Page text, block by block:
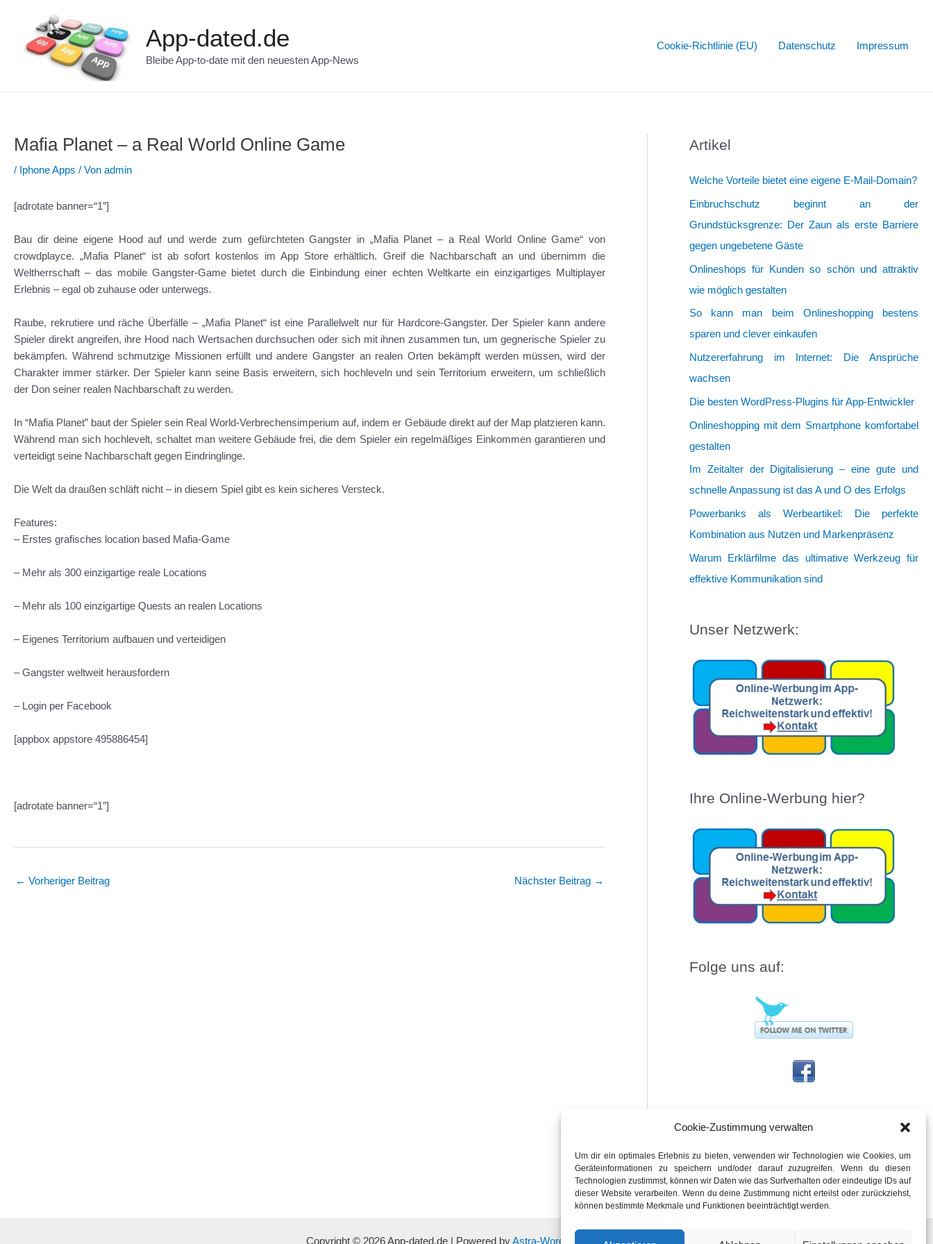
Cookie-Zustimmung verwalten
Um dir ein optimales Erlebnis zu bieten, verwenden wir Technologien wie Cookies, um
Geräteinformationen zu speichern und/oder darauf zuzugreifen. Wenn du diesen
Technologien zustimmst, können wir Daten wie das Surfverhalten oder eindeutige IDs auf
dieser Website verarbeiten. Wenn du deine Zustimmung nicht erteilst oder zurückziehst,
können bestimmte Merkmale und Funktionen beeinträchtigt werden.
springen
App-dated.de
Bleibe App-to-date mit den neuesten App-News
Cookie-Richtlinie (EU) Datenschutz Impressum
Mafia Planet – a Real World Online Game
/ Iphone Apps / Von admin
[adrotate banner=“1″]
Bau dir deine eigene Hood auf und werde zum gefürchteten Gangster in „Mafia Planet – a Real World Online Game“ von
crowdplayce. „Mafia Planet“ ist ab sofort kostenlos im App Store erhältlich. Greif die Nachbarschaft an und übernimm die
Weltherrschaft – das mobile Gangster-Game bietet durch die Einbindung einer echten Weltkarte ein einzigartiges Multiplayer
Erlebnis – egal ob zuhause oder unterwegs.
Raube, rekrutiere und räche Überfälle – „Mafia Planet“ ist eine Parallelwelt nur für Hardcore-Gangster. Der Spieler kann andere
Spieler direkt angreifen, ihre Hood nach Wertsachen durchsuchen oder sich mit ihnen zusammen tun, um gegnerische Spieler zu
bekämpfen. Während schmutzige Missionen erfüllt und andere Gangster an realen Orten bekämpft werden müssen, wird der
Charakter immer stärker. Der Spieler kann seine Basis erweitern, sich hochleveln und sein Territorium erweitern, um schließlich
der Don seiner realen Nachbarschaft zu werden.
In “Mafia Planet” baut der Spieler sein Real World-Verbrechensimperium auf, indem er Gebäude direkt auf der Map platzieren kann.
Während man sich hochlevelt, schaltet man weitere Gebäude frei, die dem Spieler ein regelmäßiges Einkommen garantieren und
verteidigt seine Nachbarschaft gegen Eindringlinge.
Die Welt da draußen schläft nicht – in diesem Spiel gibt es kein sicheres Versteck.
Features:
– Erstes grafisches location based Mafia-Game
– Mehr als 300 einzigartige reale Locations
– Mehr als 100 einzigartige Quests an realen Locations
– Eigenes Territorium aufbauen und verteidigen
– Gangster weltweit herausfordern
– Login per Facebook
[appbox appstore 495886454]
[adrotate banner=“1″]
Post
← Vorheriger Beitrag Nächster Beitrag →
Artikel
Welche Vorteile bietet eine eigene E-Mail-Domain?
Einbruchschutz beginnt an der
Grundstücksgrenze: Der Zaun als erste Barriere
gegen ungebetene Gäste
Onlineshops für Kunden so schön und attraktiv
wie möglich gestalten
So kann man beim Onlineshopping bestens
sparen und clever einkaufen
Nutzererfahrung im Internet: Die Ansprüche
wachsen
Die besten WordPress-Plugins für App-Entwickler
Onlineshopping mit dem Smartphone komfortabel
gestalten
Im Zeitalter der Digitalisierung – eine gute und
schnelle Anpassung ist das A und O des Erfolgs
Powerbanks als Werbeartikel: Die perfekte
Kombination aus Nutzen und Markenpräsenz
Warum Erklärfilme das ultimative Werkzeug für
effektive Kommunikation sind
Unser Netzwerk:
Ihre Online-Werbung hier?
Folge uns auf:
Copyright © 2026 App-dated.de | Powered byAstra-WordPress-Theme